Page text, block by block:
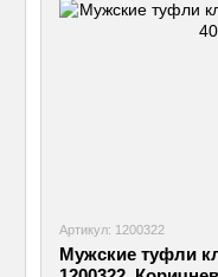
Артикул: 1200322
Мужские туфли